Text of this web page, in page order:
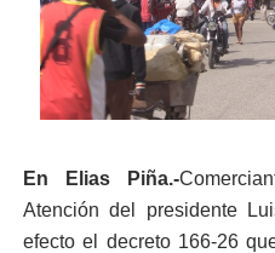
En Elias Piña.-
Atención del presidente
efecto el decreto 166-26